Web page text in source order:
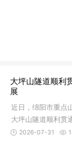
大坪山隧道顺利
展
近日，绵阳市重点
大坪山隧道顺利贯
力、带动
2026-07-31